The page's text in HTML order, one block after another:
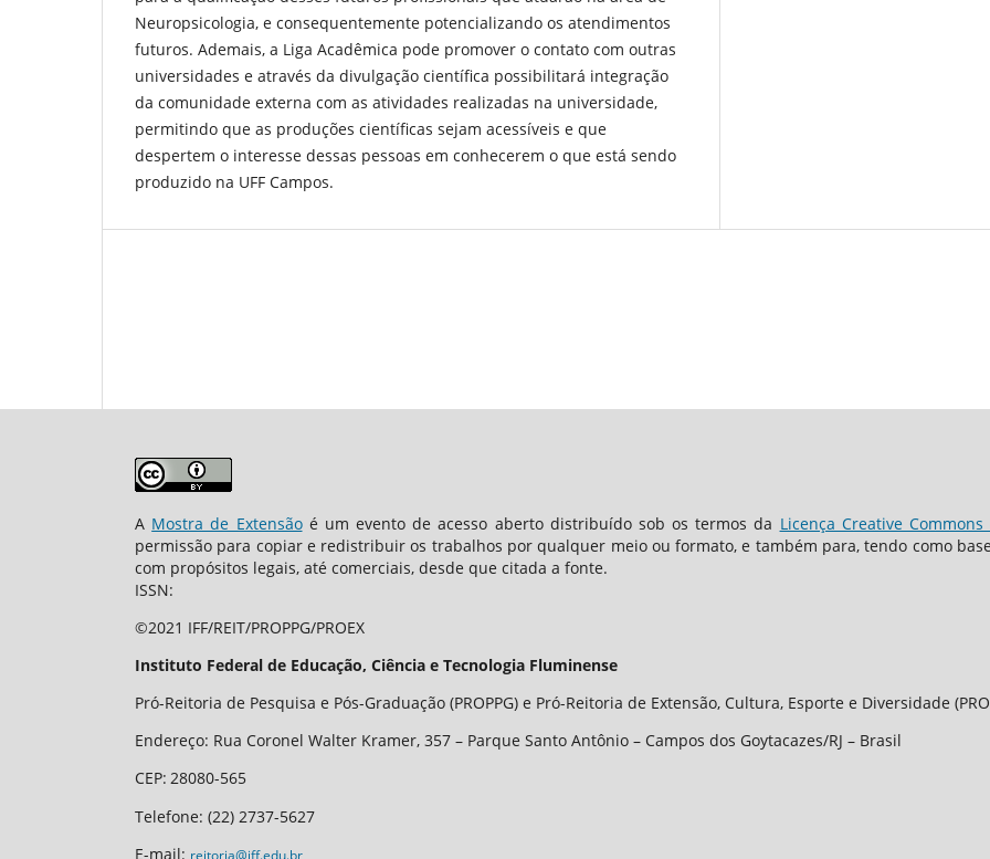
Neuropsicologia, e consequentemente potencializando os atendimentos
futuros. Ademais, a Liga Acadêmica pode promover o contato com outras
universidades e através da divulgação científica possibilitará integração
da comunidade externa com as atividades realizadas na universidade,
permitindo que as produções científicas sejam acessíveis e que
despertem o interesse dessas pessoas em conhecerem o que está sendo
produzido na UFF Campos.
A Mostra de Extensãoé um evento de acesso aberto distribuído sob os termos da Licença Creative
permissão para copiar e redistribuir os trabalhos por qualquer meio ou formato, e também para, tendo como
com propósitos legais, até comerciais, desde que citada a fonte.
ISSN:
©2021 IFF/REIT/PROPPG/PROEX
Instituto Federal de Educação, Ciência e Tecnologia Fluminense
Pró-Reitoria de Pesquisa e Pós-Graduação (PROPPG) e Pró-Reitoria de Extensão, Cultura, Esporte e Diversidade
Endereço: Rua Coronel Walter Kramer, 357 – Parque Santo Antônio – Campos dos Goytacazes/RJ – Brasil
CEP: 28080-565
Telefone: (22) 2737-5627
E-mail: reitoria@iff.edu.br